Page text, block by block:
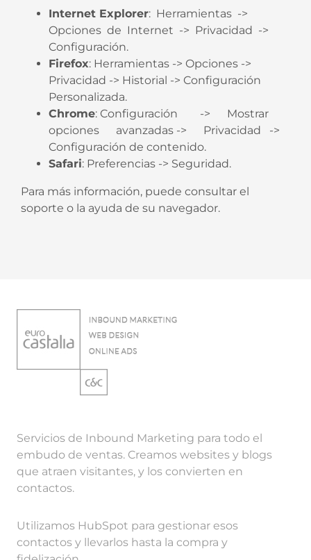
Internet Explorer: Herramientas ->
Opciones de Internet -> Privacidad ->
Configuración.
Firefox: Herramientas -> Opciones ->
Privacidad -> Historial -> Configuración
Personalizada.
Chrome: Configuración -> Mostrar
opciones avanzadas -> Privacidad ->
Configuración de contenido.
Safari: Preferencias -> Seguridad.
Para más información, puede consultar el
soporte o la ayuda de su navegador.
Servicios de Inbound Marketing para todo el
embudo de ventas. Creamos websites y blogs
que atraen visitantes, y los convierten en
contactos.
Utilizamos HubSpot para gestionar esos
contactos y llevarlos hasta la compra y